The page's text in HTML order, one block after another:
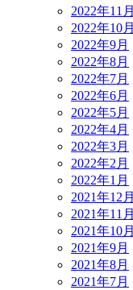
2022年11月
2022年10月
2022年9月
2022年8月
2022年7月
2022年6月
2022年5月
2022年4月
2022年3月
2022年2月
2022年1月
2021年12月
2021年11月
2021年10月
2021年9月
2021年8月
2021年7月